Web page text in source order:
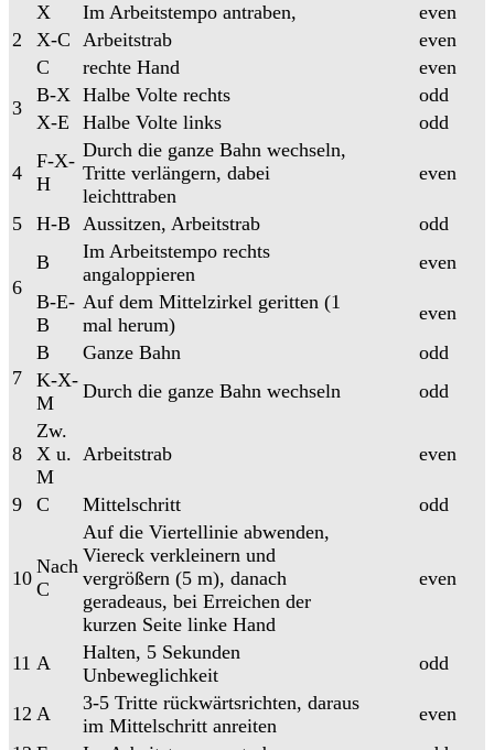
2
X Im Arbeitstempo antraben,
even
X-C Arbeitstrab
even
C
rechte Hand
even
3
B-X Halbe Volte rechts
odd
X-E
Halbe Volte links odd
4
F-X-
H
Durch die ganze Bahn wechseln,
Tritte verlängern, dabei
leichttraben
even
5 H-B Aussitzen, Arbeitstrab odd
6
B
Im Arbeitstempo rechts
angaloppieren
even
B-E-
B
Auf dem Mittelzirkel geritten (1
mal herum)
even
7
B Ganze Bahn
odd
K-X-
M
Durch die ganze Bahn wechseln odd
8
Zw.
X u.
M
Arbeitstrab even
9 C Mittelschritt odd
10
Nach
C
Auf die Viertellinie abwenden,
Viereck verkleinern und
vergrößern (5 m), danach
geradeaus, bei Erreichen der
kurzen Seite linke Hand
even
11 A
Halten, 5 Sekunden
Unbeweglichkeit
odd
12 A
3-5 Tritte rückwärtsrichten, daraus
im Mittelschritt anreiten
even